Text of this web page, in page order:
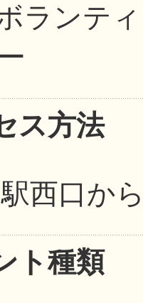
一覧
ランテ
ス方法
西口か
ト種類